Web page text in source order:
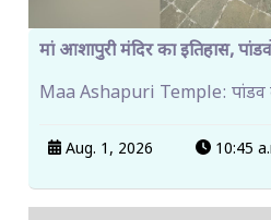
मां आशापुरी मंदिर का इतिहास,
Maa Ashapuri Temple: पांडव
Aug. 1, 2026 10:45